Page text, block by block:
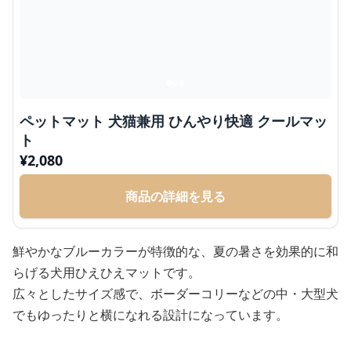
ペットマット 犬猫兼用 ひんやり快適 クールマッ
ト
¥2,080
商品の詳細を見る
鮮やかなブルーカラーが特徴的な、夏の暑さを効果的に和
らげる犬用ひえひえマットです。
広々としたサイズ感で、ボーダーコリーなどの中・大型犬
でもゆったりと横になれる設計になっています。